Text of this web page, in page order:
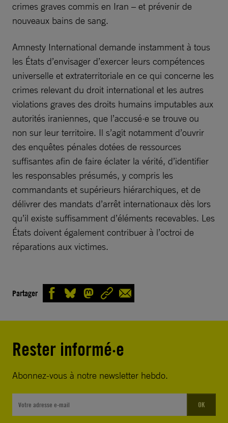
crimes graves commis en Iran – et prévenir de
nouveaux bains de sang.
Amnesty International demande instamment à tous
les États d’envisager d’exercer leurs compétences
universelle et extraterritoriale en ce qui concerne les
crimes relevant du droit international et les autres
violations graves des droits humains imputables aux
autorités iraniennes, que l’accusé·e se trouve ou
non sur leur territoire. Il s’agit notamment d’ouvrir
des enquêtes pénales dotées de ressources
suffisantes afin de faire éclater la vérité, d’identifier
les responsables présumés, y compris les
commandants et supérieurs hiérarchiques, et de
délivrer des mandats d’arrêt internationaux dès lors
qu’il existe suffisamment d’éléments recevables. Les
États doivent également contribuer à l’octroi de
réparations aux victimes.
Partager
Rester informé·e
Abonnez-vous à notre newsletter hebdo.
OK